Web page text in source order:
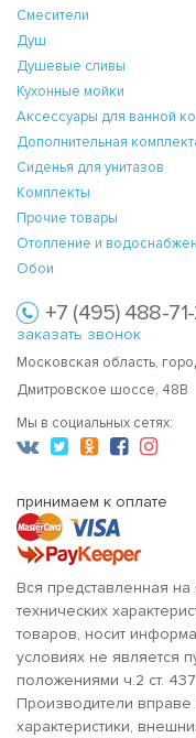
Смесители
Душ
Душевые сливы
Кухонные мойки
Аксессуары для ванной
Дополнительная
Сиденья для унитазов
Комплекты
Прочие товары
Отопление и
Обои
+7 (495) 488-
заказать звонок
Московская область,
Дмитровское шоссе, 48В
Мы в социальных сетях:
принимаем к оплате
Вся представленная
технических
товаров, носит
условиях не является
положениями ч.2 ст.
Производители вправе
характеристики,